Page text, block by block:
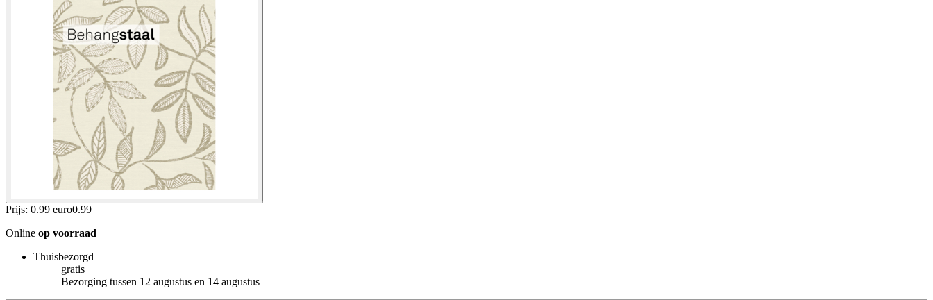
Prijs: 0.99 euro0.99
Online op voorraad
Thuisbezorgd
gratis
Bezorging tussen 12 augustus en 14 augustus